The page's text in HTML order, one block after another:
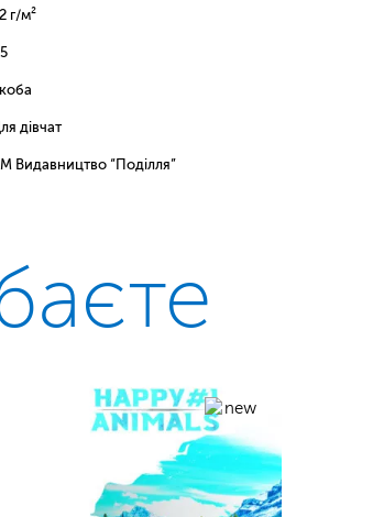
г/м²
дівчат
Видавництво “Поділля”